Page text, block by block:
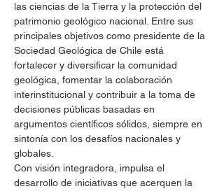
las ciencias de la Tierra y la protección del
patrimonio geológico nacional. Entre sus
principales objetivos como presidente de la
Sociedad Geológica de Chile está
fortalecer y diversificar la comunidad
geológica, fomentar la colaboración
interinstitucional y contribuir a la toma de
decisiones públicas basadas en
argumentos científicos sólidos, siempre en
sintonía con los desafíos nacionales y
globales.​
Con visión integradora, impulsa el
desarrollo de iniciativas que acerquen la